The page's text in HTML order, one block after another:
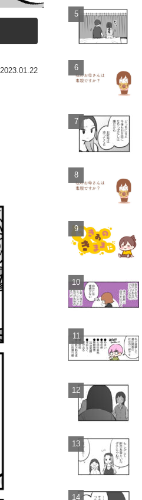
2023.01.22